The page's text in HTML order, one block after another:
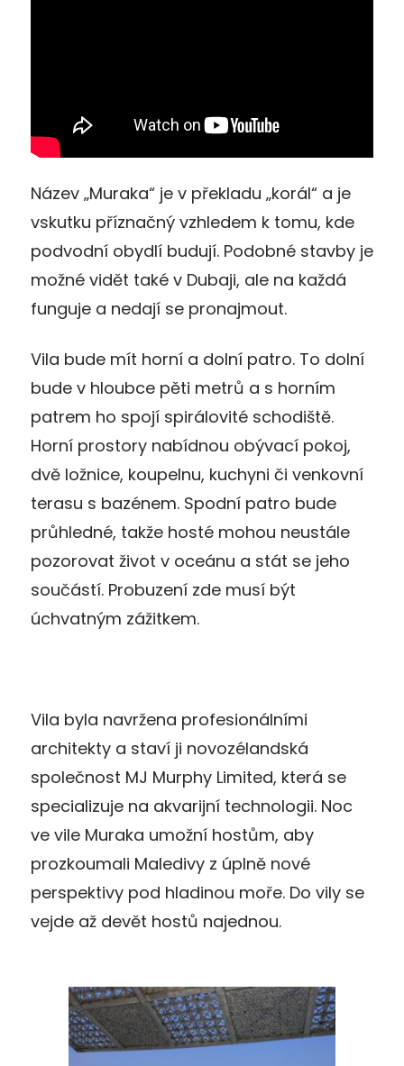
Název „Muraka“ je v překladu „korál“ a je
vskutku příznačný vzhledem k tomu, kde
podvodní obydlí budují. Podobné stavby je
možné vidět také v Dubaji, ale na každá
funguje a nedají se pronajmout.
Vila bude mít horní a dolní patro. To dolní
bude v hloubce pěti metrů a s horním
patrem ho spojí spirálovité schodiště.
Horní prostory nabídnou obývací pokoj,
dvě ložnice, koupelnu, kuchyni či venkovní
terasu s bazénem. Spodní patro bude
průhledné, takže hosté mohou neustále
pozorovat život v oceánu a stát se jeho
součástí. Probuzení zde musí být
úchvatným zážitkem.
Vila byla navržena profesionálními
architekty a staví ji novozélandská
společnost MJ Murphy Limited, která se
specializuje na akvarijní technologii. Noc
ve vile Muraka umožní hostům, aby
prozkoumali Maledivy z úplně nové
perspektivy pod hladinou moře. Do vily se
vejde až devět hostů najednou.